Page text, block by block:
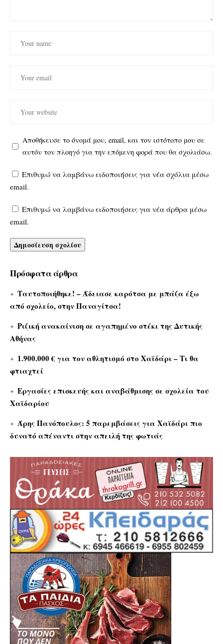
Αποθήκευσε το όνομά μου, email, και τον ιστότοπο μου σε
αυτόν τον πλοηγό για την επόμενη φορά που θα σχολιάσω.
Επιθυμώ να λαμβάνω ειδοποιήσεις για νέα σχόλια μέσω
email.
Επιθυμώ να λαμβάνω ειδοποιήσεις για νέα άρθρα μέσω
email.
Πρόσφατα άρθρα
Ταυτοποιήθηκε! – Άδειασε καρότσα με μπάζα έξω
από σχολείο, στην Παναγίτσα!
Ριζική ανακαίνιση σε αγαπημένο στέκι της Δυτικής
Αθήνας
1.900.000 € για τον αθλητισμό στο Χαϊδάρι – Τι θα
φτιαχτεί
Εργασίες επισκευής και αναβάθμισης σε σχολεία του
Χαϊδαρίου
Άρης Πανόπουλος: 5 παρεμβάσεις για Χαϊδάρι πιο
δυνατό απέναντι στην απειλή της φωτιάς